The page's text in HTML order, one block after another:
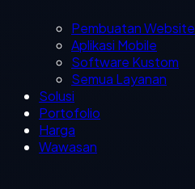
Pembuatan Website
Aplikasi Mobile
Software Kustom
Semua Layanan
Solusi
Portofolio
Harga
Wawasan